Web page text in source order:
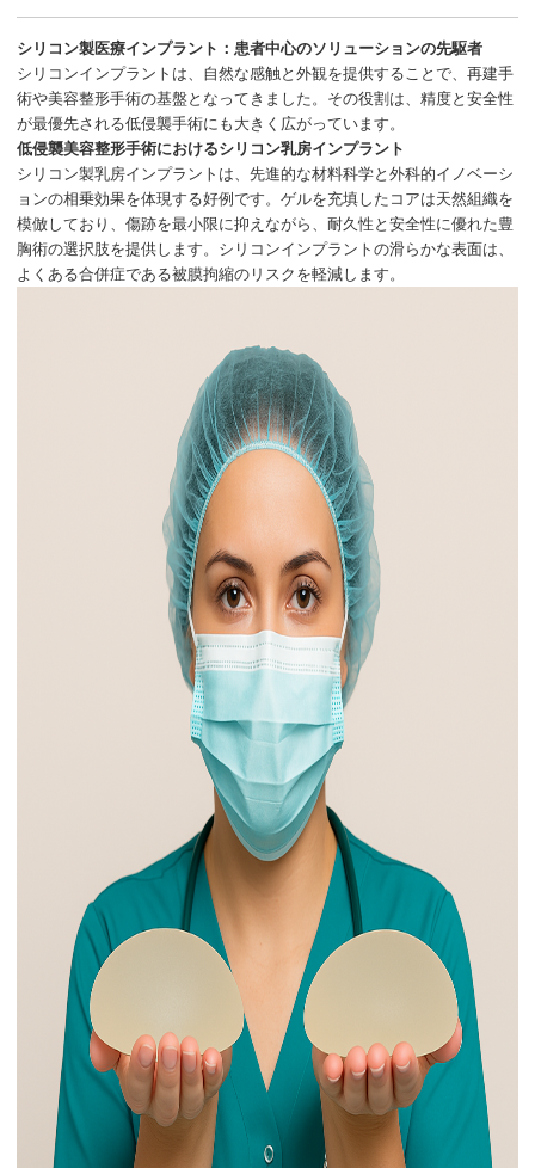
シリコン製医療インプラント：患者中心のソリューションの先駆者
シリコンインプラントは、自然な感触と外観を提供することで、再建手
術や美容整形手術の基盤となってきました。その役割は、精度と安全性
が最優先される低侵襲手術にも大きく広がっています。
低侵襲美容整形手術におけるシリコン乳房インプラント
シリコン製乳房インプラントは、先進的な材料科学と外科的イノベーシ
ョンの相乗効果を体現する好例です。ゲルを充填したコアは天然組織を
模倣しており、傷跡を最小限に抑えながら、耐久性と安全性に優れた豊
胸術の選択肢を提供します。シリコンインプラントの滑らかな表面は、
よくある合併症である被膜拘縮のリスクを軽減します。